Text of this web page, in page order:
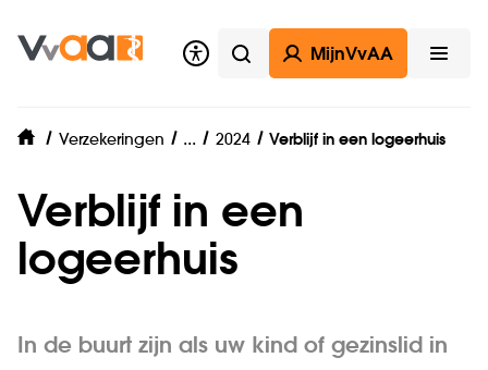
Zoeken
MijnVvAA
home
Verzekeringen ... Zorgverzekering
2024 Verblijf in een logeerhuis
Verblijf in een
logeerhuis
In de buurt zijn als uw kind of gezinslid in